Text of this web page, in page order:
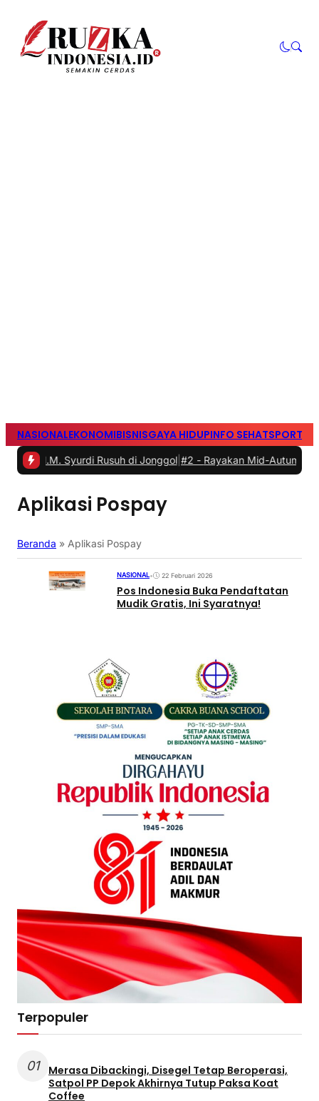
NASIONALEKONOMIBISNISGAYA HIDUPINFO SEHATSPORTS
Syurdi Rusuh di Jonggol| #2 -Rayakan Mid-Autumn Festival
Aplikasi Pospay
Beranda » Aplikasi Pospay
NASIONAL• 22 Februari 2026
Pos Indonesia Buka Pendaftatan
Mudik Gratis, Ini Syaratnya!
Terpopuler
01
Merasa Dibackingi, Disegel Tetap Beroperasi,
Satpol PP Depok Akhirnya Tutup Paksa Koat
Coffee